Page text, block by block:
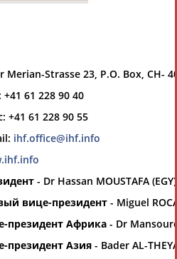
платформы за
тип организаций
Merian-Strasse 23, P.O. Box, CH-
+41 61 228 90 40
+41 61 228 90 55
ihf.office@ihf.info
- Dr Hassan MOUSTAFA (EGY)
вице-президент - Miguel
президент Африка - Dr
президент Азия - Bader AL-